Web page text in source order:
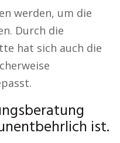
werden, um die
Durch die
hat sich auch die
ist.